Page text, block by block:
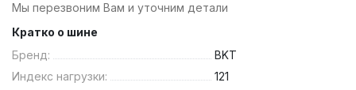
Мы перезвоним Вам и уточним детали
Кратко о шине
Бренд:
BKT
Индекс нагрузки:
121